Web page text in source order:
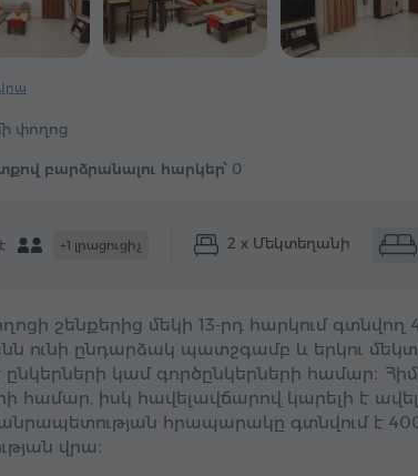
փողոց
բարձրանալու հարկեր՝ 0
+1 լրացուցիչ 2 x Մեկտեղանի
շենքերից մեկի 13-րդ հարկում գտնվող
ունի ընդարձակ պատշգամբ և երկու
կամ գործընկերների համար։
համար, իսկ հավելավճարով կարելի է
հրապարակը գտնվում է
վրա։